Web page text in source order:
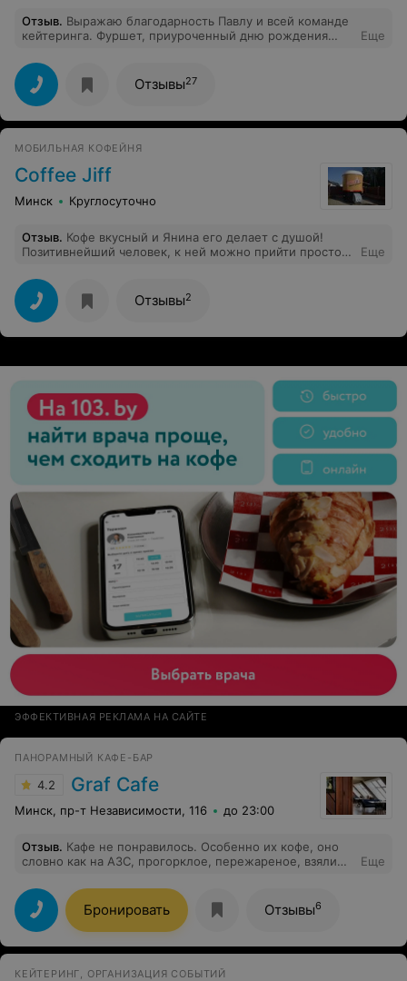
Отзыв. Выражаю благодарность Павлу и всей команде
кейтеринга. Фуршет, приуроченный дню рождения
интересное сочетание продуктов и соусов. При
обсуждении корпоратива сотрудники отметили
внимательных и аккуратных официантов. Все было
очень вкусно. Благодарим.
Еще
Отзывы27
МОБИЛЬНАЯ КОФЕЙНЯ
Coffee Jiff
Минск Круглосуточно
Отзыв. Кофе вкусный и Янина его делает с душой!
Позитивнейший человек, к ней можно прийти просто
Еще
Отзывы2
ЭФФЕКТИВНАЯ РЕКЛАМА НА САЙТЕ
ПАНОРАМНЫЙ КАФЕ-БАР
4.2 Graf Сafe
Минск, пр-т Независимости, 116 до 23:00
Отзыв. Кафе не понравилось. Особенно их кофе, оно
словно как на АЗС, прогорклое, пережареное, взяли
иметь качественную кофемашину и во время её
обслуживать. Персонал угрюмый.
Еще
Бронировать Отзывы6
КЕЙТЕРИНГ, ОРГАНИЗАЦИЯ СОБЫТИЙ